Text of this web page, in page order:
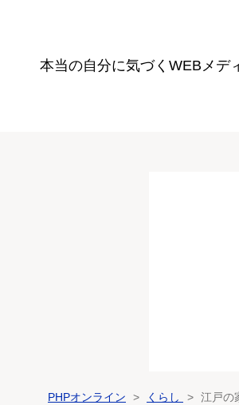
本当の自分に気づく WEBメデ
PHPオンライン くらし
江戸の